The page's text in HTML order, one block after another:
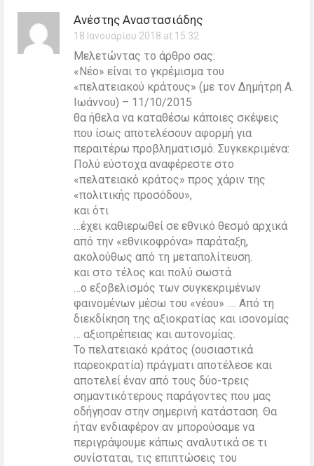
Ανέστης Αναστασιάδης
18 Ιανουαρίου 2018 at 15:32
Μελετώντας το άρθρο σας:
«Νέο» είναι το γκρέμισμα του
«πελατειακού κράτους» (με τον Δημήτρη Α.
Ιωάννου) – 11/10/2015
θα ήθελα να καταθέσω κάποιες σκέψεις
που ίσως αποτελέσουν αφορμή για
περαιτέρω προβληματισμό. Συγκεκριμένα:
Πολύ εύστοχα αναφέρεστε στο
«πελατειακό κράτος» προς χάριν της
«πολιτικής προσόδου»,
και ότι
…έχει καθιερωθεί σε εθνικό θεσμό αρχικά
από την «εθνικοφρόνα» παράταξη,
ακολούθως από τη μεταπολίτευση.
και στο τέλος και πολύ σωστά
…ο εξοβελισμός των συγκεκριμένων
φαινομένων μέσω του «νέου» …. Από τη
διεκδίκηση της αξιοκρατίας και ισονομίας
… αξιοπρέπειας και αυτονομίας.
Το πελατειακό κράτος (ουσιαστικά
παρεοκρατία) πράγματι αποτέλεσε και
αποτελεί έναν από τους δύο-τρεις
σημαντικότερους παράγοντες που μας
οδήγησαν στην σημερινή κατάσταση. Θα
ήταν ενδιαφέρον αν μπορούσαμε να
περιγράψουμε κάπως αναλυτικά σε τι
συνίσταται, τις επιπτώσεις του